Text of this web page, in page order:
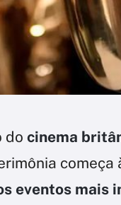
do cinema
começa
eventos mais